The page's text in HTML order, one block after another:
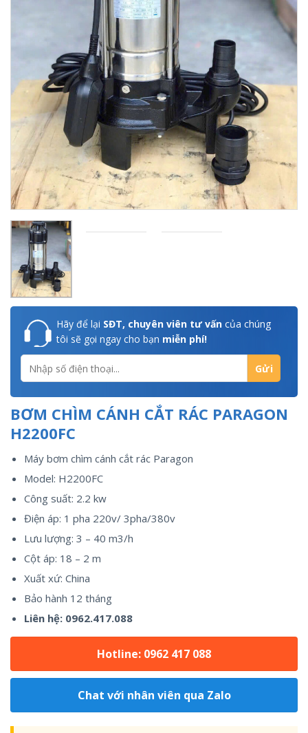
Hãy để lại SĐT, chuyên viên tư vấn của chúng
tôi sẽ gọi ngay cho bạn miễn phí!
BƠM CHÌM CÁNH CẮT RÁC PARAGON
H2200FC
Máy bơm chìm cánh cắt rác Paragon
Model: H2200FC
Công suất: 2.2 kw
Điện áp: 1 pha 220v/ 3pha/380v
Lưu lượng: 3 – 40 m3/h
Cột áp: 18 – 2 m
Xuất xứ: China
Bảo hành 12 tháng
Liên hệ: 0962.417.088
Hotline: 0962 417 088
Chat với nhân viên qua Zalo